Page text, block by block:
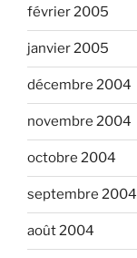
février 2005
janvier 2005
décembre 2004
novembre 2004
octobre 2004
septembre 2004
août 2004